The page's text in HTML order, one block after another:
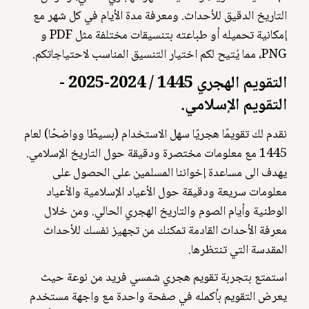
التاريخ الدقيق للأحداث. ومعرفة مدة الأيام في كل شهر مع
إمكانية تحميله أو طباعته بتنسيقات مختلفة مثل PDF و
PNG، مما يُتيح لكم اختيار التنسيق المناسب لاحتياجاتكم.
التقويم الهجري 1445 / 2024-2025 -
التقويم الإسلامي.
نقدم لك تقويمًا هجريًا سهل الاستخدام (بسيطًا وواضحًا) لعام
1445 مع معلومات مختصرة ودقيقة حول التاريخ الإسلامي.
يهدف الى مساعدة إخواننا المسلمين على الحصول على
معلومات سريعة ودقيقة حول الأعياد الإسلامية والأعياد
الوطنية وأيام الصوم والتاريخ الهجري الحالي. ومن خلال
معرفة الأحداث القادمة تمكنك من تجهيز نفسك للأحداث
المقدسة التي تنتظرها.
استمتع بتجربة تقويم هجري شمسي فريد من نوعة حيث
يعرض التقويم بأكمله في صفحة واحدة مع واجهة مستخدم